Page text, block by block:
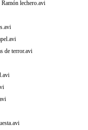
lechero.avi
de terror.avi